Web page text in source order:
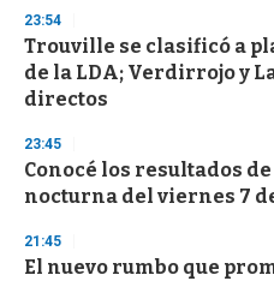
d
s
o
f
3
s
e
c
o
d
s
23:54
Trouville se clasificó a
de la LDA; Verdirrojo y
directos
23:45
Conocé los resultados
nocturna del viernes 7
21:45
El nuevo rumbo que